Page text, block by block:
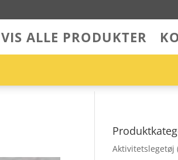
VIS ALLE PRODUKTER
Aktivitetslegetøj